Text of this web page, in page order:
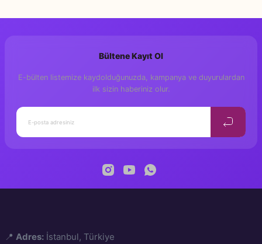
Yorum Yaz
Bültene Kayıt Ol
E-bülten listemize kaydolduğunuzda, kampanya ve duyurulardan
ilk sizin haberiniz olur.
📍 Adres: İstanbul, Türkiye